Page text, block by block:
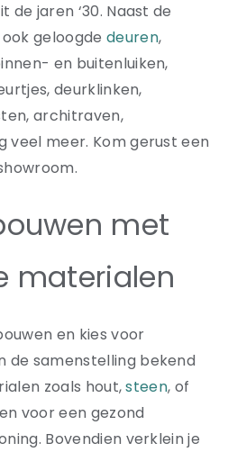
de jaren ‘30. Naast de
ook geloogde deuren,
en buitenluiken,
deurklinken,
architraven,
veel meer. Kom gerust een
met
materialen
en kies voor
de samenstelling bekend
zoals hout,steen, of
voor een gezond
Bovendien verklein je